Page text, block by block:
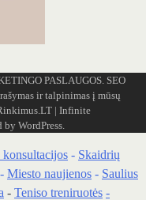
PASLAUGOS. SEO
ir talpinimas į mūsų
| Infinite
by WordPress.
konsultacijos - Skaidrių
- Miesto naujienos - Saulius
- Teniso treniruotės -